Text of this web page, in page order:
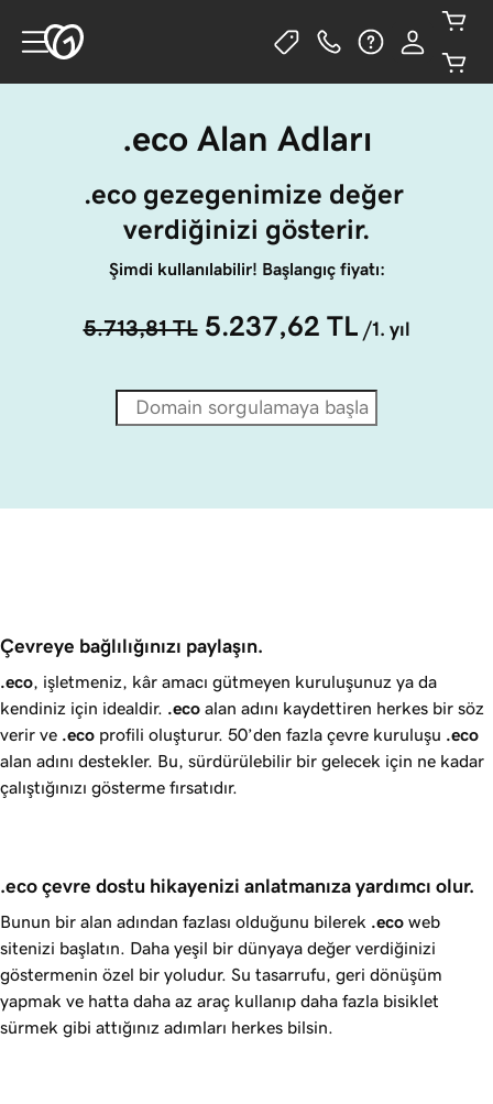
.eco Alan Adları
.eco gezegenimize değer
verdiğinizi gösterir.
Şimdi kullanılabilir! Başlangıç fiyatı:
5.713,81 TL 5.237,62 TL /1. yıl
Çevreye bağlılığınızı paylaşın.
.eco , işletmeniz, kâr amacı gütmeyen kuruluşunuz ya da
kendiniz için idealdir. .eco alan adını kaydettiren herkes bir söz
verir ve .eco profili oluşturur. 50’den fazla çevre kuruluşu .eco
alan adını destekler. Bu, sürdürülebilir bir gelecek için ne kadar
çalıştığınızı gösterme fırsatıdır.
.eco çevre dostu hikayenizi anlatmanıza yardımcı olur.
Bunun bir alan adından fazlası olduğunu bilerek .eco web
sitenizi başlatın. Daha yeşil bir dünyaya değer verdiğinizi
göstermenin özel bir yoludur. Su tasarrufu, geri dönüşüm
yapmak ve hatta daha az araç kullanıp daha fazla bisiklet
sürmek gibi attığınız adımları herkes bilsin.